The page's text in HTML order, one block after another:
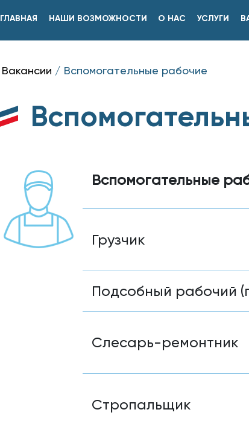
ГЛАВНАЯ НАШИ ВОЗМОЖНОСТИ О НАС УСЛУГИ
Вакансии / Вспомогательные рабочие
Вспомогательные
Грузчик
Подсобный рабочий
Слесарь-ремонтник
Стропальщик